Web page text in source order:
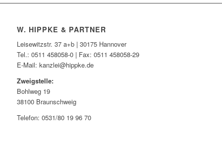
W. HIPPKE & PARTNER
Leisewitzstr. 37 a+b | 30175 Hannover
Tel.: 0511 458058-0 | Fax: 0511 458058-29
E-Mail: kanzlei@hippke.de
Zweigstelle:
Bohlweg 19
38100 Braunschweig
Telefon: 0531/80 19 96 70